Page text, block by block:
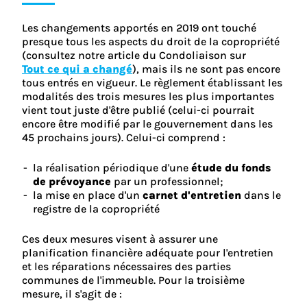
Les changements apportés en 2019 ont touché
presque tous les aspects du droit de la copropriété
(consultez notre article du Condoliaison sur
Tout ce qui a changé), mais ils ne sont pas encore
tous entrés en vigueur. Le règlement établissant les
modalités des trois mesures les plus importantes
vient tout juste d'être publié (celui-ci pourrait
encore être modifié par le gouvernement dans les
45 prochains jours). Celui-ci comprend :
la réalisation périodique d'une étude du fonds
de prévoyance par un professionnel;
la mise en place d'un carnet d'entretien dans le
registre de la copropriété
Ces deux mesures visent à assurer une
planification financière adéquate pour l'entretien
et les réparations nécessaires des parties
communes de l'immeuble. Pour la troisième
mesure, il s'agit de :